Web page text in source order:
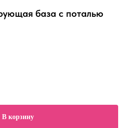
база c поталью
В корзину